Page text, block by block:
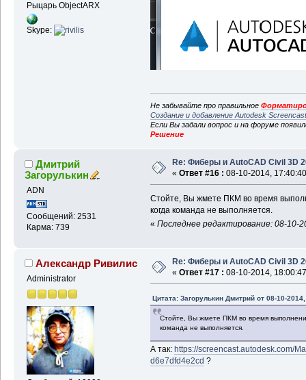
Рыцарь ObjectARX
Skype:
Не забывайте про правильное
Создание и добавление Autodesk
Если Вы задали вопрос и на форуме
Решение
Дмитрий
Загорулькин
ADN
Сообщений: 2531
Карма: 739
Re: Фиберы и AutoCAD Civil 3D
« Ответ #16 : 08-10-2014,
Стойте, Вы жмете ПКМ во время
когда команда не выполняется.
« Последнее редактирование: 08-10-
Александр Ривилис
Administrator
Re: Фиберы и AutoCAD Civil 3D
« Ответ #17 : 08-10-2014,
Цитата: Загорулькин Дмитрий от 08-10-
Стойте, Вы жмете ПКМ во время
команда не выполняется.
А так: https://screencast.autodesk.com/
d6e7dfd4e2cd ?